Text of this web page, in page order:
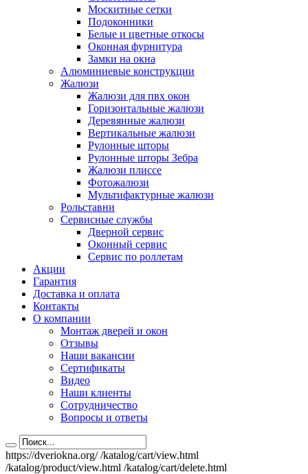
Москитные сетки
Подоконники
Белые и цветные откосы
Оконная фурнитура
Замки на окна
Алюминиевые конструкции
Жалюзи
Жалюзи для пвх окон
Горизонтальные жалюзи
Деревянные жалюзи
Вертикальные жалюзи
Рулонные шторы
Рулонные шторы Зебра
Жалюзи плиссе
Фотожалюзи
Мультифактурные жалюзи
Рольставни
Сервисные службы
Дверной сервис
Оконный сервис
Сервис по роллетам
Акции
Гарантия
Доставка и оплата
Контакты
О компании
Монтаж дверей и окон
Отзывы
Наши вакансии
Сертификаты
Видео
Наши клиенты
Сотрудничество
Вопросы и ответы
https://dveriokna.org/ /katalog/cart/view.html
/katalog/product/view.html /katalog/cart/delete.html